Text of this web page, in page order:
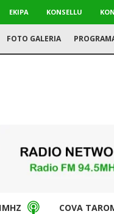
EKIPA KONSELLU
FOTO GALERIA
COVA